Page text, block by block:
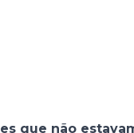
que não